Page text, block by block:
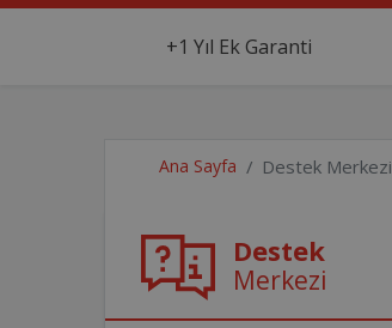
+1 Yıl Ek Garanti
Ana Sayfa Destek Merkezi
Destek
Merkezi